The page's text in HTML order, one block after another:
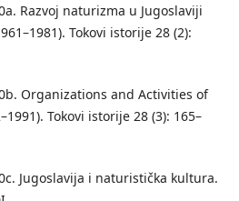
Razvoj naturizma u Jugoslaviji
Tokovi istorije 28 (2):
Organizations and Activities of
Tokovi istorije 28 (3): 165–
Jugoslavija i naturistička kultura.